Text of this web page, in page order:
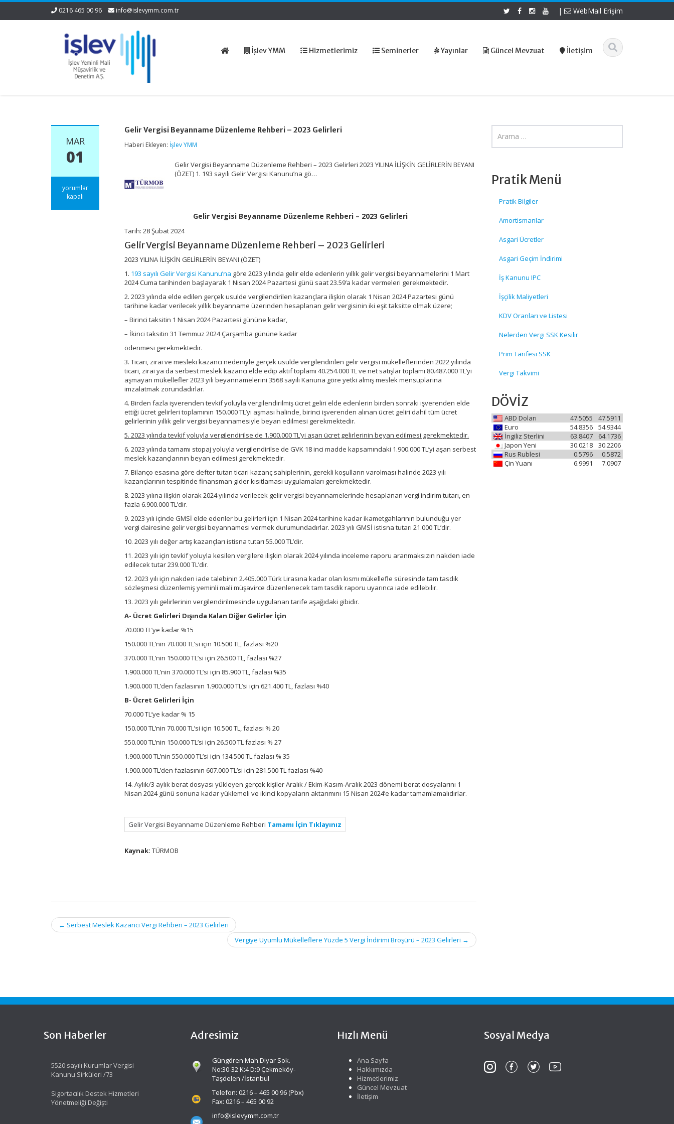
0216 465 00 96 info@islevymm.com.tr | WebMail Erişim
İşlev YMM Hizmetlerimiz Seminerler Yayınlar Güncel Mevzuat İletişim
MAR
01
Gelir
Vergisi
yorumlar
kapalı
Gelir Vergisi Beyanname Düzenleme Rehberi – 2023 Gelirleri
Haberi Ekleyen: İşlev YMM
Gelir Vergisi Beyanname Düzenleme Rehberi – 2023 Gelirleri 2023 YILINA İLİŞKİN GELİRLERİN BEYANI
(ÖZET) 1. 193 sayılı Gelir Vergisi Kanunu’na gö…
Gelir Vergisi Beyanname Düzenleme Rehberi – 2023 Gelirleri
Tarih: 28 Şubat 2024
Gelir Vergisi Beyanname Düzenleme Rehberi – 2023 Gelirleri
2023 YILINA İLİŞKİN GELİRLERİN BEYANI (ÖZET)
1. 193 sayılı Gelir Vergisi Kanunu’na göre 2023 yılında gelir elde edenlerin yıllık gelir vergisi beyannamelerini 1 Mart
2024 Cuma tarihinden başlayarak 1 Nisan 2024 Pazartesi günü saat 23.59’a kadar vermeleri gerekmektedir.
2. 2023 yılında elde edilen gerçek usulde vergilendirilen kazançlara ilişkin olarak 1 Nisan 2024 Pazartesi günü
tarihine kadar verilecek yıllık beyanname üzerinden hesaplanan gelir vergisinin iki eşit taksitte olmak üzere;
– Birinci taksitin 1 Nisan 2024 Pazartesi gününe kadar,
– İkinci taksitin 31 Temmuz 2024 Çarşamba gününe kadar
ödenmesi gerekmektedir.
3. Ticari, zirai ve mesleki kazancı nedeniyle gerçek usulde vergilendirilen gelir vergisi mükelleflerinden 2022 yılında
ticari, zirai ya da serbest meslek kazancı elde edip aktif toplamı 40.254.000 TL ve net satışlar toplamı 80.487.000 TL’yi
aşmayan mükellefler 2023 yılı beyannamelerini 3568 sayılı Kanuna göre yetki almış meslek mensuplarına
imzalatmak zorundadırlar.
4. Birden fazla işverenden tevkif yoluyla vergilendirilmiş ücret geliri elde edenlerin birden sonraki işverenden elde
ettiği ücret gelirleri toplamının 150.000 TL’yi aşması halinde, birinci işverenden alınan ücret geliri dahil tüm ücret
gelirlerinin yıllık gelir vergisi beyannamesiyle beyan edilmesi gerekmektedir.
5. 2023 yılında tevkif yoluyla vergilendirilse de 1.900.000 TL’yi aşan ücret gelirlerinin beyan edilmesi gerekmektedir.
6. 2023 yılında tamamı stopaj yoluyla vergilendirilse de GVK 18 inci madde kapsamındaki 1.900.000 TL’yi aşan serbest
meslek kazançlarının beyan edilmesi gerekmektedir.
7. Bilanço esasına göre defter tutan ticari kazanç sahiplerinin, gerekli koşulların varolması halinde 2023 yılı
kazançlarının tespitinde finansman gider kısıtlaması uygulamaları gerekmektedir.
8. 2023 yılına ilişkin olarak 2024 yılında verilecek gelir vergisi beyannamelerinde hesaplanan vergi indirim tutarı, en
fazla 6.900.000 TL’dir.
9. 2023 yılı içinde GMSİ elde edenler bu gelirleri için 1 Nisan 2024 tarihine kadar ikametgahlarının bulunduğu yer
vergi dairesine gelir vergisi beyannamesi vermek durumundadırlar. 2023 yılı GMSİ istisna tutarı 21.000 TL’dir.
10. 2023 yılı değer artış kazançları istisna tutarı 55.000 TL’dir.
11. 2023 yılı için tevkif yoluyla kesilen vergilere ilişkin olarak 2024 yılında inceleme raporu aranmaksızın nakden iade
edilecek tutar 239.000 TL’dir.
12. 2023 yılı için nakden iade talebinin 2.405.000 Türk Lirasına kadar olan kısmı mükellefle süresinde tam tasdik
sözleşmesi düzenlemiş yeminli mali müşavirce düzenlenecek tam tasdik raporu uyarınca iade edilebilir.
13. 2023 yılı gelirlerinin vergilendirilmesinde uygulanan tarife aşağıdaki gibidir.
A- Ücret Gelirleri Dışında Kalan Diğer Gelirler İçin
70.000 TL’ye kadar %15
150.000 TL’nin 70.000 TL’si için 10.500 TL, fazlası %20
370.000 TL’nin 150.000 TL’si için 26.500 TL, fazlası %27
1.900.000 TL’nin 370.000 TL’si için 85.900 TL, fazlası %35
1.900.000 TL’den fazlasının 1.900.000 TL’si için 621.400 TL, fazlası %40
B- Ücret Gelirleri İçin
70.000 TL’ye kadar % 15
150.000 TL’nin 70.000 TL’si için 10.500 TL, fazlası % 20
550.000 TL’nin 150.000 TL’si için 26.500 TL fazlası % 27
1.900.000 TL’nin 550.000 TL’si için 134.500 TL fazlası % 35
1.900.000 TL’den fazlasının 607.000 TL’si için 281.500 TL fazlası %40
14. Aylık/3 aylık berat dosyası yükleyen gerçek kişiler Aralık / Ekim-Kasım-Aralık 2023 dönemi berat dosyalarını 1
Nisan 2024 günü sonuna kadar yüklemeli ve ikinci kopyaların aktarımını 15 Nisan 2024’e kadar tamamlamalıdırlar.
Gelir Vergisi Beyanname Düzenleme Rehberi Tamamı İçin Tıklayınız
Kaynak: TÜRMOB
Post
← Serbest Meslek Kazancı Vergi Rehberi – 2023 Gelirleri
Vergiye Uyumlu Mükelleflere Yüzde 5 Vergi İndirimi Broşürü – 2023 Gelirleri →
Pratik Menü
Pratik Bilgiler
Amortismanlar
Asgari Ücretler
Asgari Geçim İndirimi
İş Kanunu IPC
İşçilik Maliyetleri
KDV Oranları ve Listesi
Nelerden Vergi SSK Kesilir
Prim Tarifesi SSK
Vergi Takvimi
DÖVİZ
ABD Doları 47.5911
47.5055
Euro
54.9344
54.8356
İngiliz Sterlini
64.1736
63.8407
Japon Yeni
30.2206
30.0218
Rus Rublesi
0.5872
0.5796
Çin Yuanı
7.0907
6.9991
Son Haberler
5520 sayılı Kurumlar Vergisi
Kanunu Sirküleri /73
Sigortacılık Destek Hizmetleri
Yönetmeliği Değişti
Adresimiz
Güngören Mah.Diyar Sok.
No:30-32 K:4 D:9 Çekmeköy-
Taşdelen /İstanbul
Telefon: 0216 – 465 00 96 (Pbx)
Fax: 0216 – 465 00 92
info@islevymm.com.tr
Hızlı Menü
Ana Sayfa
Hakkımızda
Hizmetlerimiz
Güncel Mevzuat
İletişim
Sosyal Medya